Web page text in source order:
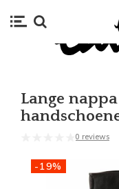
Lange
0 reviews
-19%